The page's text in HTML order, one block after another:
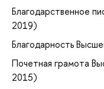
Благодарственное
2019)
Благодарность
Почетная грамота
2015)